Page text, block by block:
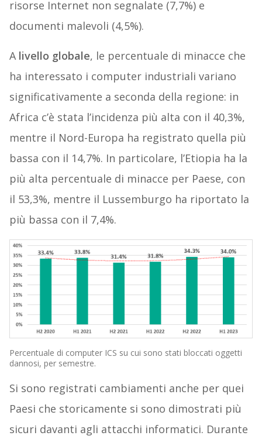
risorse Internet non segnalate (7,7%) e
documenti malevoli (4,5%).
Alivello globale, le percentuale di minacce che
ha interessato i computer industriali variano
significativamente a seconda della regione: in
Africa c’è stata l’incidenza più alta con il 40,3%,
mentre il Nord-Europa ha registrato quella più
bassa con il 14,7%. In particolare, l’Etiopia ha la
più alta percentuale di minacce per Paese, con
il 53,3%, mentre il Lussemburgo ha riportato la
più bassa con il 7,4%.
Percentuale di computer ICS su cui sono stati bloccati oggetti
dannosi, per semestre.
Si sono registrati cambiamenti anche per quei
Paesi che storicamente si sono dimostrati più
sicuri davanti agli attacchi informatici. Durante